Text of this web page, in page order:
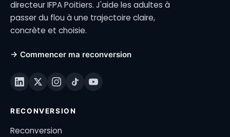
directeur IFPA Poitiers. J'aide les adultes à
passer du flou à une trajectoire claire,
concrète et choisie.
→ Commencer ma reconversion
RECONVERSION
Reconversion